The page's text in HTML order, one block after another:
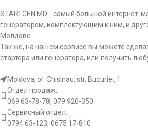
HYUNDAI
Coupe 1.6 16V, Coupe 1.6
Elantra 2.0, Elantra 2.0
Lantra 1.6, Lantra 1.6 16V,
1.8, Tiburon 2.0, Tiburon
Tucson 2.0 4WD
KIA Carens 2.0, Cerato 2.0
STARTGEN.MD - самый большой интернет-
генератором, комплектующим к ним, и
Молдове.
Так же, на нашем сервисе вы можете
стартера или генератора, или получить
Moldova, or. Chisinau, str. Bucuriei, 1
Отдел продаж:
069 63-78-78, 079 920-350
Сервисный отдел:
0794 63-123, 0675 17-810